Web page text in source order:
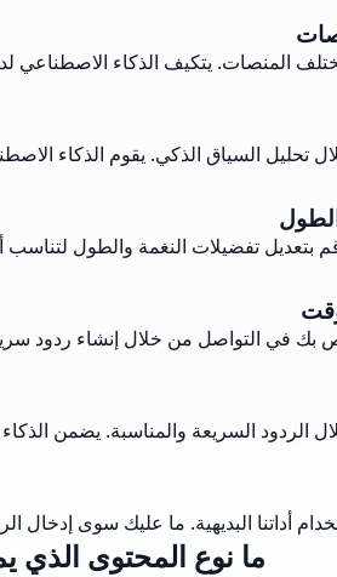
المنصات. يتكيف الذكاء الاصطناعي
تحليل السياق الذكي. يقوم الذكاء
تفضيلات النغمة والطول
بك في التواصل من خلال إنشاء ردود
الردود السريعة والمناسبة. يضمن
أداتنا البديهية. ما عليك سوى إدخال
ما نوع المحتوى الذي